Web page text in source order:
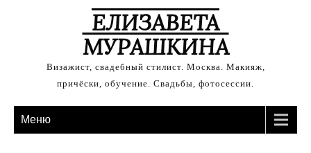
ЕЛИЗАВЕТА
МУРАШКИНА
Визажист, свадебный стилист. Москва. Макияж,
причёски, обучение. Свадьбы, фотосессии.
Меню